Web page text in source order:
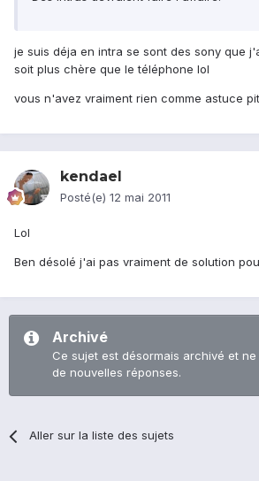
je suis déja en intra se sont des sony que
soit plus chère que le téléphone lol
vous n'avez vraiment rien comme astuce
kendael
Posté(e) 12 mai 2011
Lol
Ben désolé j'ai pas vraiment de solution
Archivé
Ce sujet est désormais archivé et
de nouvelles réponses.
Aller sur la liste des sujets